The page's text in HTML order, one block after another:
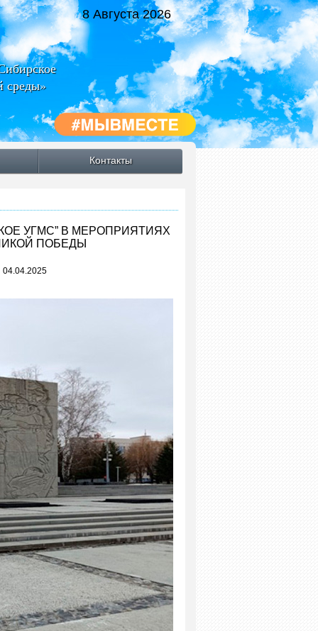
8 Августа 2026
среды»
Контакты
УГМС” В МЕРОПРИЯТИЯХ
ПОБЕДЫ